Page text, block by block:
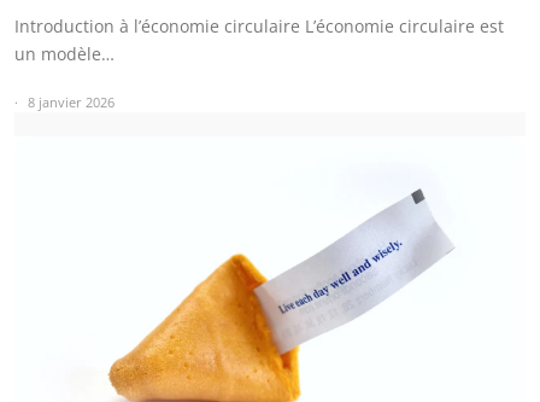
Introduction à l’économie circulaire L’économie circulaire est
un modèle…
8 janvier 2026